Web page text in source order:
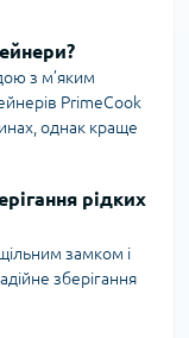
з м’яким
PrimeCook
однак краще
рідких
замком і
зберігання